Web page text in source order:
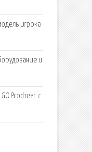
игрока
и
Procheat c